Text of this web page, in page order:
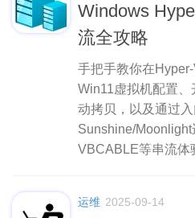
Windows
流全攻略
手把手教你在
Win11虚拟机配置
动拷贝，以及通过
Sunshine/Moonlight
VBCABLE等串流体
运维 2025-09-14